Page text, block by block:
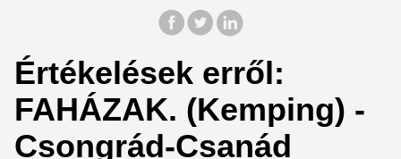
Értékelések erről:
FAHÁZAK. (Kemping) -
Csongrád-Csanád